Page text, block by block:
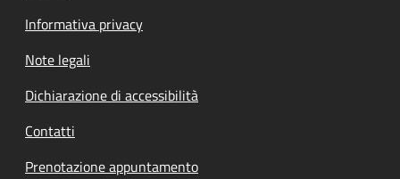
Informativa privacy
Note legali
Dichiarazione di accessibilità
Contatti
Prenotazione appuntamento